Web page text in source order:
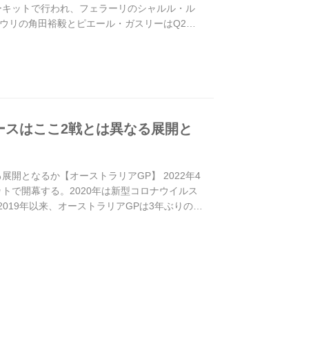
ットで行われ、フェラーリのシャルル・ル
の角田裕毅とピエール・ガスリーはQ2で
はここ2戦とは異なる展開と
開となるか【オーストラリアGP】 2022年4
で開幕する。2020年は新型コロナウイルス
年以来、オーストラリアGPは3年ぶりの開